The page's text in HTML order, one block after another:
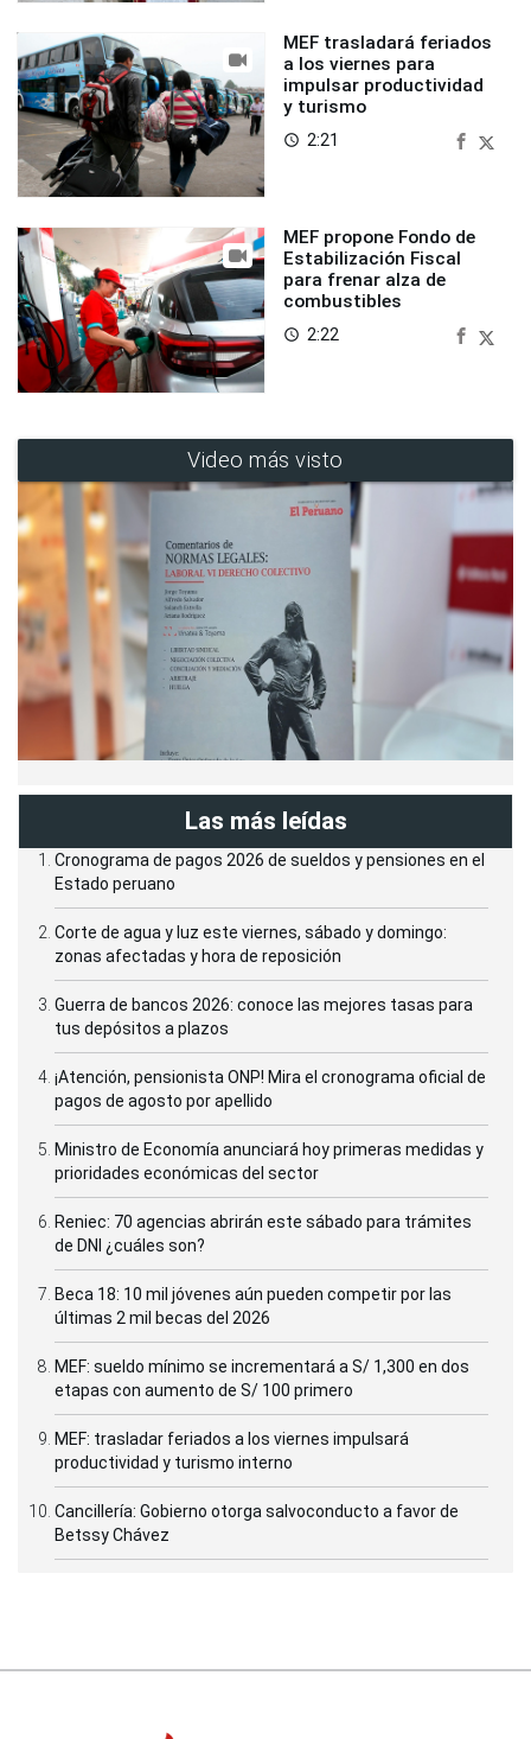
MEF trasladará feriados
a los viernes para
impulsar productividad
y turismo
access_time 2:21
MEF propone Fondo de
Estabilización Fiscal
para frenar alza de
combustibles
access_time 2:22
Video más visto
Las más leídas
Cronograma de pagos 2026 de sueldos y pensiones en el
Estado peruano
Corte de agua y luz este viernes, sábado y domingo:
zonas afectadas y hora de reposición
Guerra de bancos 2026: conoce las mejores tasas para
tus depósitos a plazos
¡Atención, pensionista ONP! Mira el cronograma oficial de
pagos de agosto por apellido
Ministro de Economía anunciará hoy primeras medidas y
prioridades económicas del sector
Reniec: 70 agencias abrirán este sábado para trámites
de DNI ¿cuáles son?
Beca 18: 10 mil jóvenes aún pueden competir por las
últimas 2 mil becas del 2026
MEF: sueldo mínimo se incrementará a S/ 1,300 en dos
etapas con aumento de S/ 100 primero
MEF: trasladar feriados a los viernes impulsará
productividad y turismo interno
Cancillería: Gobierno otorga salvoconducto a favor de
Betssy Chávez